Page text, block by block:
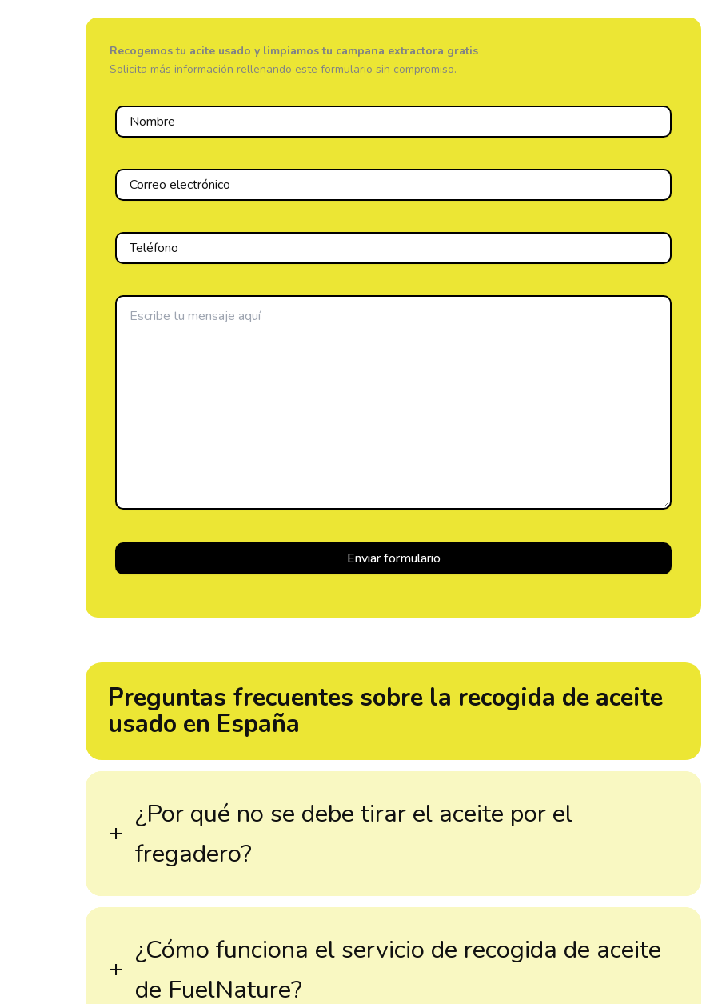
Recogemos tu acite usado y limpiamos tu campana extractora gratis
Solicita más información rellenando este formulario sin compromiso.
Preguntas frecuentes sobre la recogida de aceite
usado en España
¿Por qué no se debe tirar el aceite por el
fregadero?
¿Cómo funciona el servicio de recogida de aceite
de FuelNature?